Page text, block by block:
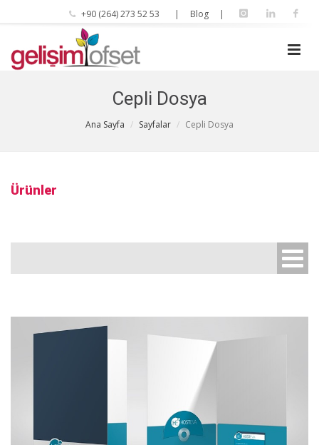
+90 (264) 273 52 53 | Blog |
Cepli Dosya
Ana Sayfa Sayfalar Cepli Dosya
Ürünler